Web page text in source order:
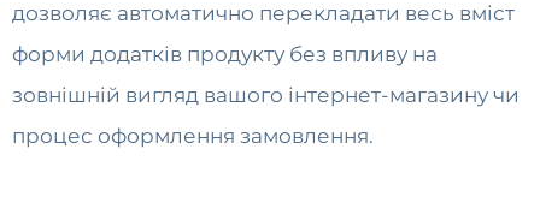
дозволяє автоматично перекладати весь вміст
форми додатків продукту без впливу на
зовнішній вигляд вашого інтернет-магазину чи
процес оформлення замовлення.